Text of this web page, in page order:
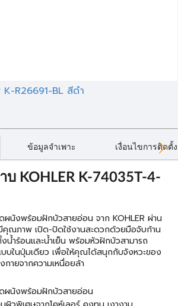
K-R26691-BL สีดำ
ข้อมูลจำเพาะ เงื่อนไขการติดตั้ง
KOHLER K-74035T-4-
นังพร้อมฝักบัวสายอ่อน จาก KOHLER ผ่าน
คุณภาพ เปิด-ปิดใช้งานสะดวกด้วยมือจับก้าน
น้ำร้อนและน้ำเย็น พร้อมหัวฝักบัวสามารถ
บในปุ่มเดียว เพื่อให้คุณได้สนุกกับจังหวะของ
กายจากความเหนื่อยล้า
ผนังพร้อมฝักบัวสายอ่อน